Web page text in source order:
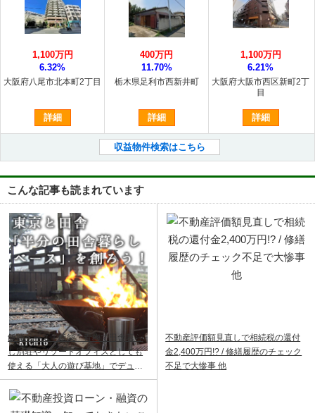
大阪府八尾市北本町2丁目
1,100万円
6.32%
詳細
栃木県足利市西新井町
400万円
11.70%
詳細
大阪府大阪市西区新町2丁
目
1,100万円
6.21%
詳細
収益物件検索はこちら
こんな記事も読まれています
飯能ベース｜飯能・青梅で田舎暮ら
し別荘やリゾートオフィスとしても
使える「大人の遊び基地」でデュア
ルライフ
不動産評価額見直しで相続税の還付
金2,400万円!? / 修繕履歴のチェック
不足で大惨事 他